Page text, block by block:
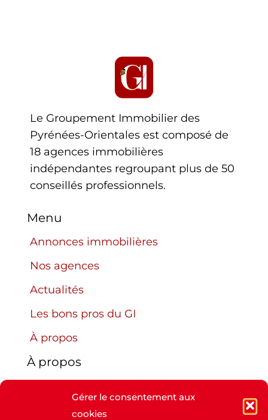
Gérer le consentement aux
cookies
Le Groupement Immobilier des
Pyrénées-Orientales est composé de
18 agences immobilières
indépendantes regroupant plus de 50
conseillés professionnels.
Menu
Annonces immobilières
Nos agences
Actualités
Les bons pros du GI
À propos
À propos
À propos